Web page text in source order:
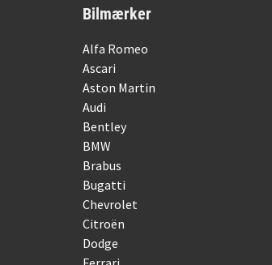
Bilmærker
Alfa Romeo
Ascari
Aston Martin
Audi
Bentley
BMW
Brabus
Bugatti
Chevrolet
Citroën
Dodge